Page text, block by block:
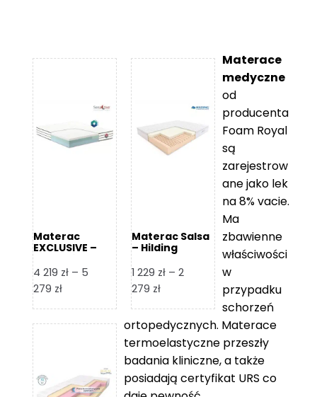
Materac
EXCLUSIVE –
4 219 zł – 5
279 złZakres
od
5
Materac Salsa
– Hilding
1 229 zł – 2
279 złZakres
od
1
229 zł
2
Materace
medyczne
od
producenta
Foam Royal
są
zarejestrow
ane jako lek
na 8% vacie.
Ma
zbawienne
właściwości
w
przypadku
schorzeń
ortopedycznych. Materace
termoelastyczne przeszły
badania kliniczne, a także
posiadają certyfikat URS co